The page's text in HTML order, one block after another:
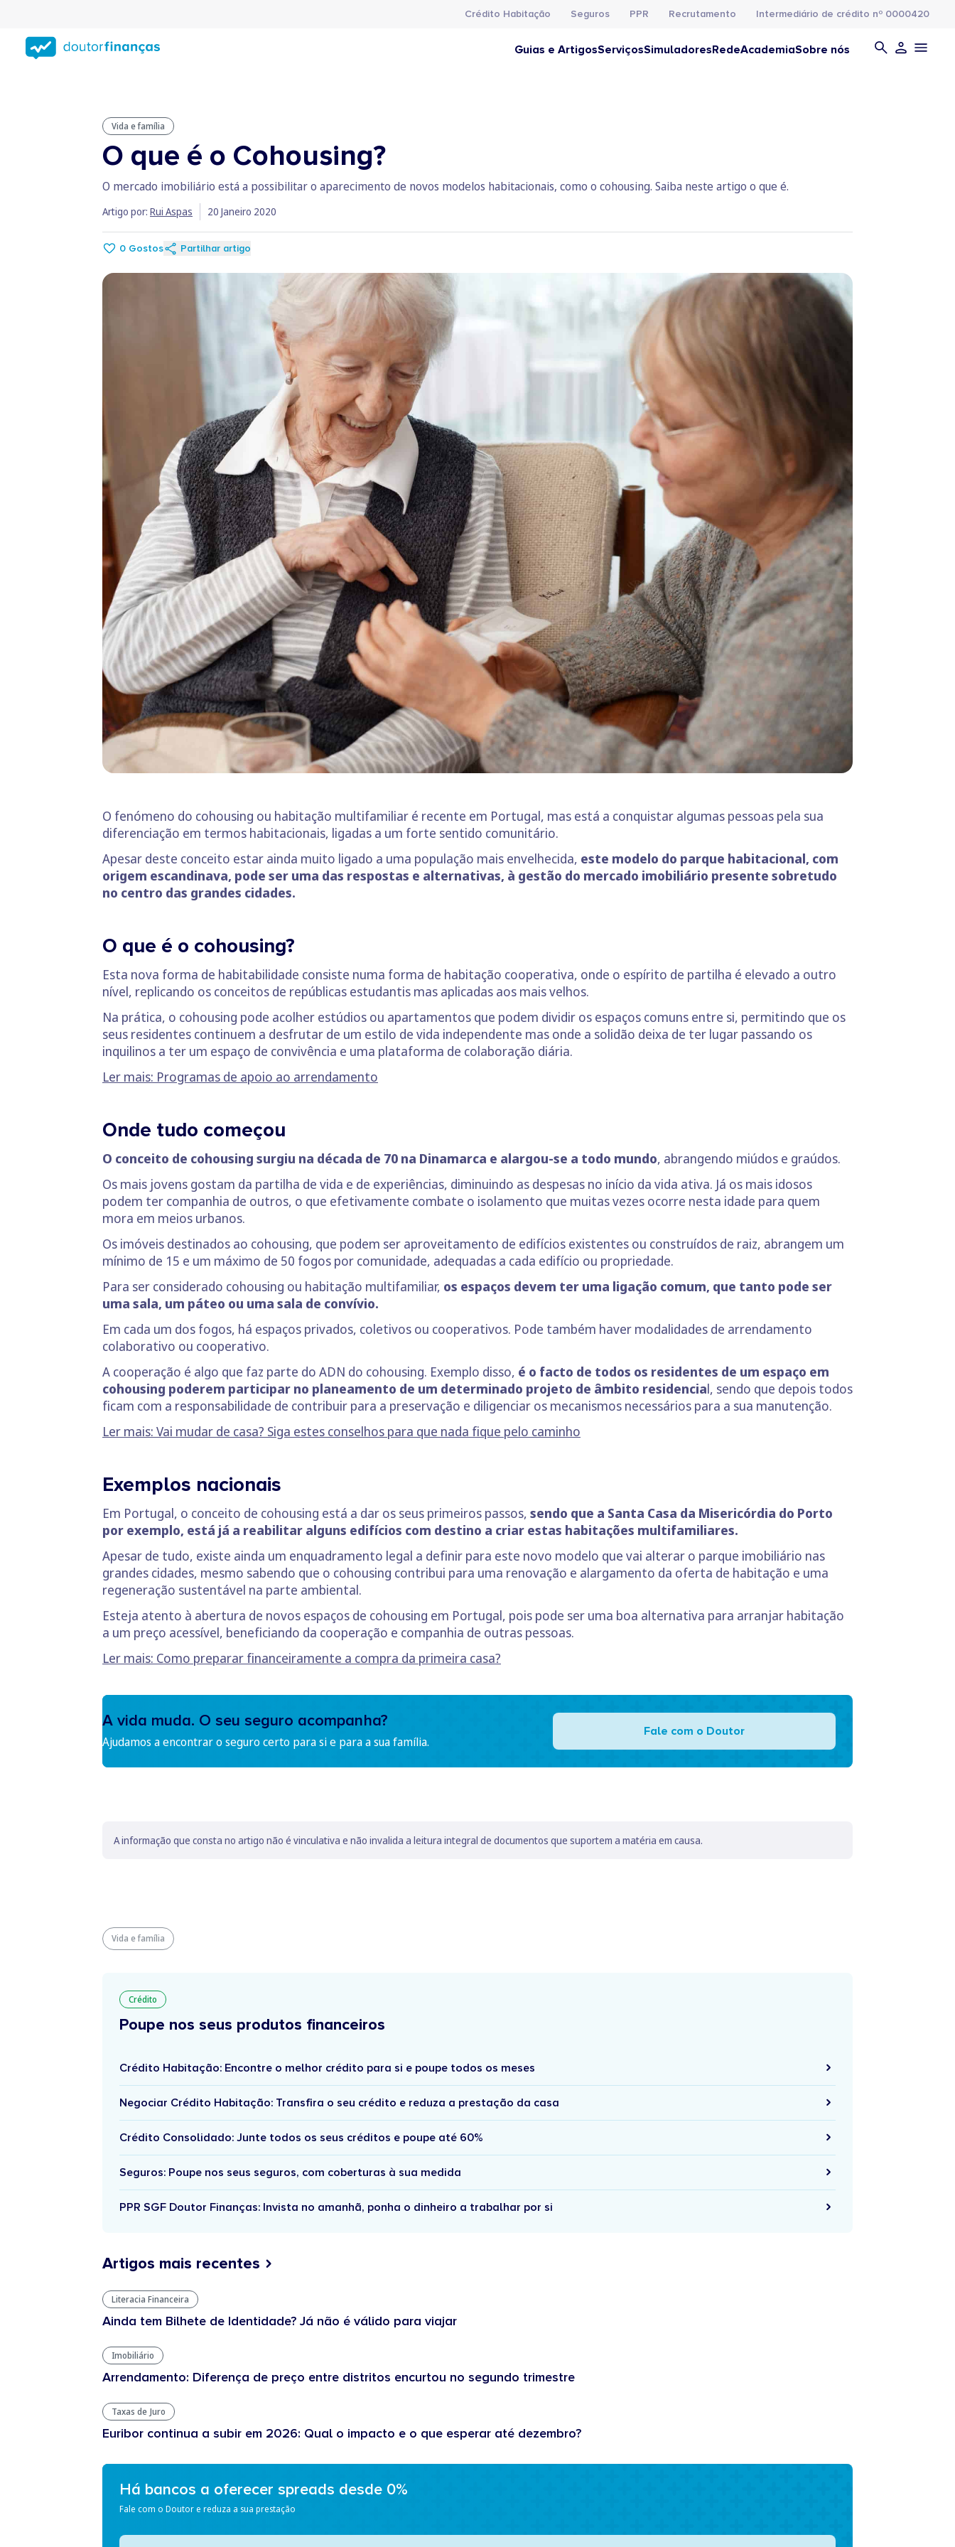
conteúdo
principal
Crédito Habitação Seguros PPR Recrutamento Intermediário de crédito nº 0000420
Guias e ArtigosServiçosSimuladoresRedeAcademiaSobre nós
Vida e família
O que é o Cohousing?
O mercado imobiliário está a possibilitar o aparecimento de novos modelos habitacionais, como o cohousing. Saiba neste artigo o que é.
Artigo por: Rui Aspas 20 Janeiro 2020
0 Gostos Partilhar artigo
O fenómeno do cohousing ou habitação multifamiliar é recente em Portugal, mas está a conquistar algumas pessoas pela sua
diferenciação em termos habitacionais, ligadas a um forte sentido comunitário.
Apesar deste conceito estar ainda muito ligado a uma população mais envelhecida, este modelo do parque habitacional, com
origem escandinava, pode ser uma das respostas e alternativas, à gestão do mercado imobiliário presente sobretudo
no centro das grandes cidades.
O que é o cohousing?
Esta nova forma de habitabilidade consiste numa forma de habitação cooperativa, onde o espírito de partilha é elevado a outro
nível, replicando os conceitos de repúblicas estudantis mas aplicadas aos mais velhos.
Na prática, o cohousing pode acolher estúdios ou apartamentos que podem dividir os espaços comuns entre si, permitindo que os
seus residentes continuem a desfrutar de um estilo de vida independente mas onde a solidão deixa de ter lugar passando os
inquilinos a ter um espaço de convivência e uma plataforma de colaboração diária.
Ler mais: Programas de apoio ao arrendamento
Onde tudo começou
O conceito de cohousing surgiu na década de 70 na Dinamarca e alargou-se a todo mundo, abrangendo miúdos e graúdos.
Os mais jovens gostam da partilha de vida e de experiências, diminuindo as despesas no início da vida ativa. Já os mais idosos
podem ter companhia de outros, o que efetivamente combate o isolamento que muitas vezes ocorre nesta idade para quem
mora em meios urbanos.
Os imóveis destinados ao cohousing, que podem ser aproveitamento de edifícios existentes ou construídos de raiz, abrangem um
mínimo de 15 e um máximo de 50 fogos por comunidade, adequadas a cada edifício ou propriedade.
Para ser considerado cohousing ou habitação multifamiliar, os espaços devem ter uma ligação comum, que tanto pode ser
uma sala, um páteo ou uma sala de convívio.
Em cada um dos fogos, há espaços privados, coletivos ou cooperativos. Pode também haver modalidades de arrendamento
colaborativo ou cooperativo.
A cooperação é algo que faz parte do ADN do cohousing. Exemplo disso, é o facto de todos os residentes de um espaço em
cohousing poderem participar no planeamento de um determinado projeto de âmbito residencial, sendo que depois todos
ficam com a responsabilidade de contribuir para a preservação e diligenciar os mecanismos necessários para a sua manutenção.
Ler mais: Vai mudar de casa? Siga estes conselhos para que nada fique pelo caminho
Exemplos nacionais
Em Portugal, o conceito de cohousing está a dar os seus primeiros passos, sendo que a Santa Casa da Misericórdia do Porto
por exemplo, está já a reabilitar alguns edifícios com destino a criar estas habitações multifamiliares.
Apesar de tudo, existe ainda um enquadramento legal a definir para este novo modelo que vai alterar o parque imobiliário nas
grandes cidades, mesmo sabendo que o cohousing contribui para uma renovação e alargamento da oferta de habitação e uma
regeneração sustentável na parte ambiental.
Esteja atento à abertura de novos espaços de cohousing em Portugal, pois pode ser uma boa alternativa para arranjar habitação
a um preço acessível, beneficiando da cooperação e companhia de outras pessoas.
Ler mais: Como preparar financeiramente a compra da primeira casa?
A vida muda. O seu seguro acompanha?
Ajudamos a encontrar o seguro certo para si e para a sua família.
Fale com o Doutor
A informação que consta no artigo não é vinculativa e não invalida a leitura integral de documentos que suportem a matéria em causa.
Vida e família
Crédito
Poupe nos seus produtos financeiros
Crédito Habitação: Encontre o melhor crédito para si e poupe todos os meses
Negociar Crédito Habitação: Transfira o seu crédito e reduza a prestação da casa
Crédito Consolidado: Junte todos os seus créditos e poupe até 60%
Seguros: Poupe nos seus seguros, com coberturas à sua medida
PPR SGF Doutor Finanças: Invista no amanhã, ponha o dinheiro a trabalhar por si
Artigos mais recentes
Literacia Financeira
Ainda tem Bilhete de Identidade? Já não é válido para viajar
Imobiliário
Arrendamento: Diferença de preço entre distritos encurtou no segundo trimestre
Taxas de Juro
Euribor continua a subir em 2026: Qual o impacto e o que esperar até dezembro?
Há bancos a oferecer spreads desde 0%
Fale com o Doutor e reduza a sua prestação